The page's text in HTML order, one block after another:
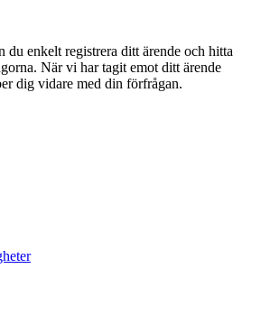
du enkelt registrera ditt ärende och hitta
När vi har tagit emot ditt ärende
dig vidare med din förfrågan.